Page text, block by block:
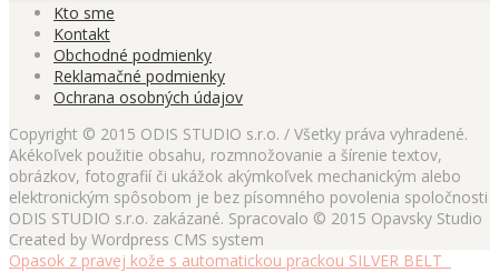
Kto sme
Kontakt
Obchodné podmienky
Reklamačné podmienky
Ochrana osobných údajov
Copyright © 2015 ODIS STUDIO s.r.o. / Všetky práva vyhradené.
Akékoľvek použitie obsahu, rozmnožovanie a šírenie textov,
obrázkov, fotografií či ukážok akýmkoľvek mechanickým alebo
elektronickým spôsobom je bez písomného povolenia spoločnosti
ODIS STUDIO s.r.o. zakázané. Spracovalo © 2015 Opavsky Studio
Created by Wordpress CMS system
Opasok z pravej kože s automatickou prackou SILVER BELT